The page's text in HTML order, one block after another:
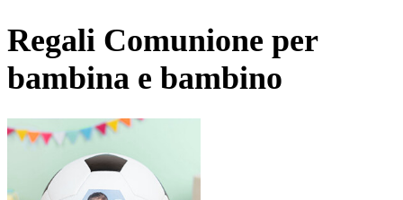
Regali Comunione per
bambina e bambino